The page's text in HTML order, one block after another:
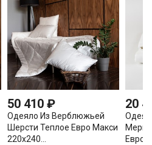
50 410 ₽
Одеяло Из Верблюжьей
Шерсти Теплое Евро Макси
220х240...
20
Евро